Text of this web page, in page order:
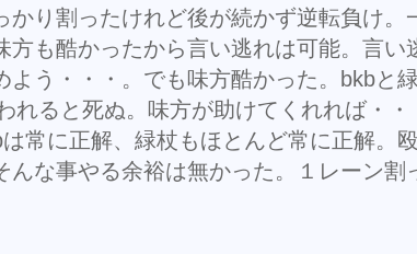
かり割ったけれど後が続かず逆転負け。
方も酷かったから言い逃れは可能。言い
よう・・・。でも味方酷かった。bkbと
れると死ぬ。味方が助けてくれれば・・
常に正解、緑杖もほとんど常に正解。
んな事やる余裕は無かった。１レーン割